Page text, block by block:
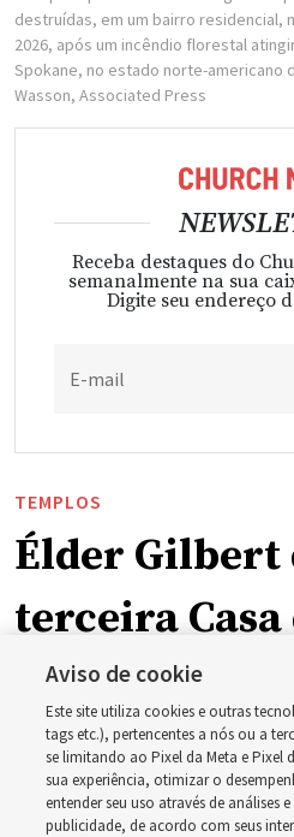
destruídas, em um bairro residencial,
2026, após um incêndio florestal
Spokane, no estado norte-americano
Wasson, Associated Press
Receba destaques do
semanalmente na sua
Digite seu endereço
E-mail
TEMPLOS
Élder Gilbert
terceira
em Wyoming
A dedicação do Templo Cody
a primeira realizada por Élder
Aviso de cookie
Este site utiliza cookies e outras
tags etc.), pertencentes a nós ou a
se limitando ao Pixel da Meta e
sua experiência, otimizar o
entender seu uso através de análises
publicidade, de acordo com seus